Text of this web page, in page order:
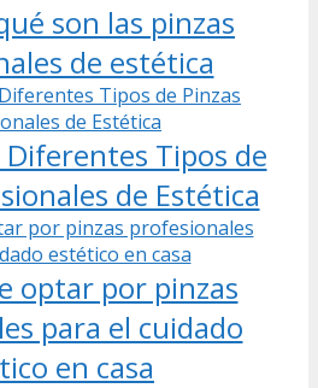
son las pinzas
de estética
Diferentes Tipos de
de Estética
optar por pinzas
para el cuidado
en casa